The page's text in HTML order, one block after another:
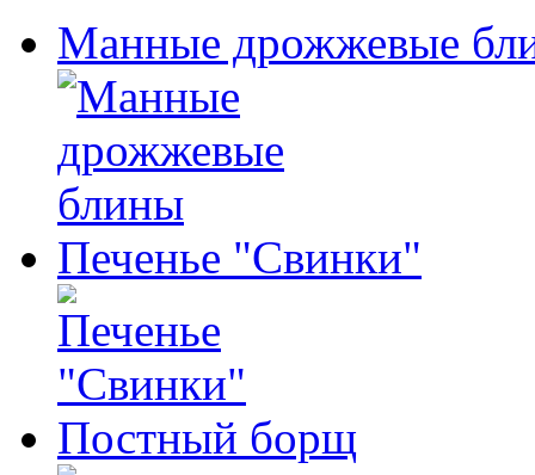
Манные дрожжевые
Печенье "Свинки"
Постный борщ